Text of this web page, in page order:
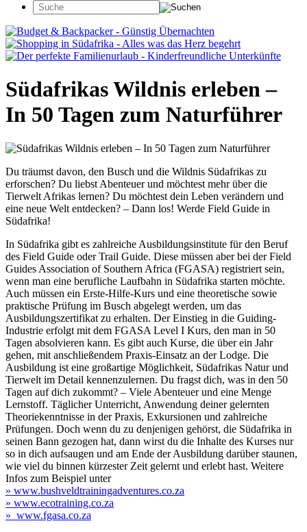
Südafrikas Wildnis erleben –
In 50 Tagen zum Naturführer
Du träumst davon, den Busch und die Wildnis Südafrikas zu
erforschen? Du liebst Abenteuer und möchtest mehr über die
Tierwelt Afrikas lernen? Du möchtest dein Leben verändern und
eine neue Welt entdecken? – Dann los! Werde Field Guide in
Südafrika!
In Südafrika gibt es zahlreiche Ausbildungsinstitute für den Beruf
des Field Guide oder Trail Guide. Diese müssen aber bei der Field
Guides Association of Southern Africa (FGASA) registriert sein,
wenn man eine berufliche Laufbahn in Südafrika starten möchte.
Auch müssen ein Erste-Hilfe-Kurs und eine theoretische sowie
praktische Prüfung im Busch abgelegt werden, um das
Ausbildungszertifikat zu erhalten. Der Einstieg in die Guiding-
Industrie erfolgt mit dem FGASA Level I Kurs, den man in 50
Tagen absolvieren kann. Es gibt auch Kurse, die über ein Jahr
gehen, mit anschließendem Praxis-Einsatz an der Lodge. Die
Ausbildung ist eine großartige Möglichkeit, Südafrikas Natur und
Tierwelt im Detail kennenzulernen. Du fragst dich, was in den 50
Tagen auf dich zukommt? – Viele Abenteuer und eine Menge
Lernstoff. Täglicher Unterricht, Anwendung deiner gelernten
Theoriekenntnisse in der Praxis, Exkursionen und zahlreiche
Prüfungen. Doch wenn du zu denjenigen gehörst, die Südafrika in
seinen Bann gezogen hat, dann wirst du die Inhalte des Kurses nur
so in dich aufsaugen und am Ende der Ausbildung darüber staunen,
wie viel du binnen kürzester Zeit gelernt und erlebt hast. Weitere
Infos zum Beispiel unter
» www.bushveldtrainingadventures.co.za
» www.ecotraining.co.za
» www.fgasa.co.za